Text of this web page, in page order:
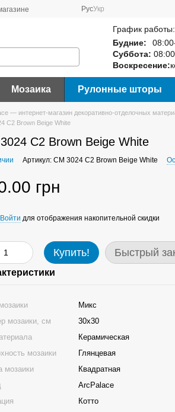
РусУкр
График работы:
Будние:
Суббота:
Воскресение:
Мозаика Рулонные шторы
— интернет-магазин декоративно-отделочных
C2 Brown Beige White
C2 Brown Beige White
Артикул: CM 3024 C2 Brown Beige White
грн
Войти для отображения накопительной скидки
Купить! Быстрый
Микс
мозаики, см
30x30
Керамическая
мозаики
Глянцевая
мозаики
Квадратная
ArcPalace
Котто